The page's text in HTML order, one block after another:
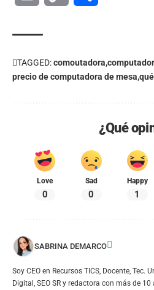
TAGGED:comoutadora
precio de computadora de mesa
¿Qué
Love
0
Sad
0
Happy
1
SABRINA DEMARCO
Soy CEO en Recursos TICS, Docente, Tec.
Digital, SEO SR y redactora con más de